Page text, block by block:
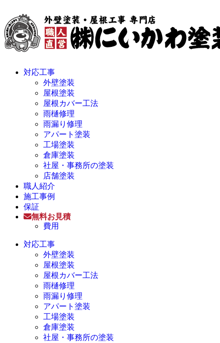
対応工事
外壁塗装
屋根塗装
屋根カバー工法
雨樋修理
雨漏り修理
アパート塗装
工場塗装
倉庫塗装
社屋・事務所の塗装
店舗塗装
職人紹介
施工事例
保証
無料お見積
費用
対応工事
外壁塗装
屋根塗装
屋根カバー工法
雨樋修理
雨漏り修理
アパート塗装
工場塗装
倉庫塗装
社屋・事務所の塗装